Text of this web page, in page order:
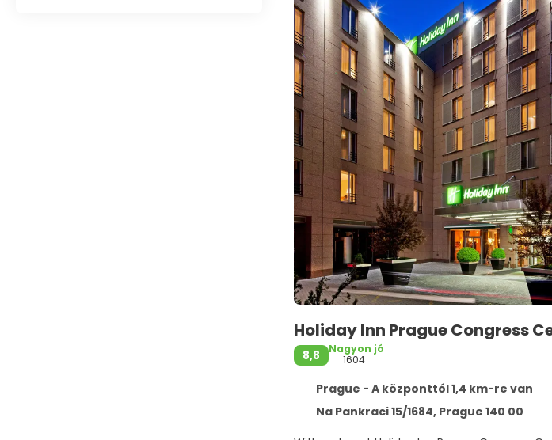
Holiday Inn Prague Congress
8,8
Nagyon jó
1604
Prague - A központtól 1,4 km-re van
Na Pankraci 15/1684, Prague 140 00